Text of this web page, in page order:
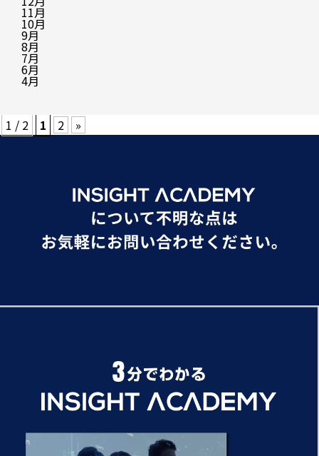
11月
10月
9月
8月
7月
6月
4月
1 / 2 1 2 »